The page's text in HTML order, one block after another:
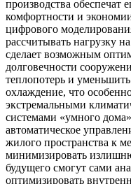
производства обеспечат
комфортности и
цифрового
рассчитывать нагрузку
сделает возможным
долговечности
теплопотерь и
охлаждение, что
экстремальными
системами «умного
автоматическое
жилого пространства к
минимизировать
будущего смогут сами
оптимизировать